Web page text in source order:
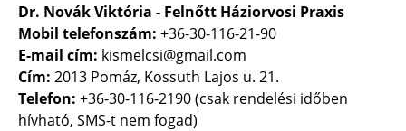
Dr. Novák Viktória - Felnőtt Háziorvosi Praxis
Mobil telefonszám: +36-30-116-21-90
E-mail cím: kismelcsi@gmail.com
Cím: 2013 Pomáz, Kossuth Lajos u. 21.
Telefon: +36-30-116-2190 (csak rendelési időben
hívható, SMS-t nem fogad)